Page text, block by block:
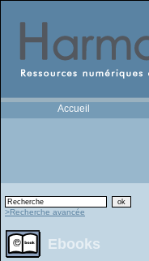
Accueil
>Recherche avancée
Ebooks